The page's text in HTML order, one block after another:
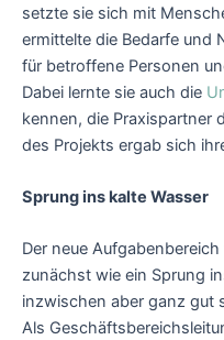
setzte sie sich mit
ermittelte die Bedarfe und
für betroffene Personen
Dabei lernte sie auch die
kennen, die Praxispartner
des Projekts ergab sich
Sprung ins kalte Wasser
Der neue
zunächst wie ein Sprung
inzwischen aber ganz gut
Als